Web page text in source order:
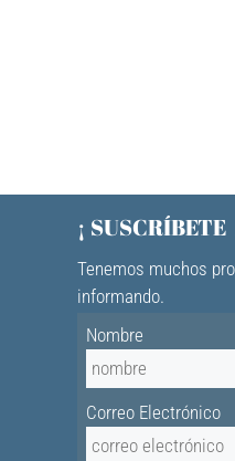
¡
Tenemos muchos
informando.
Nombre
Correo Electrónico